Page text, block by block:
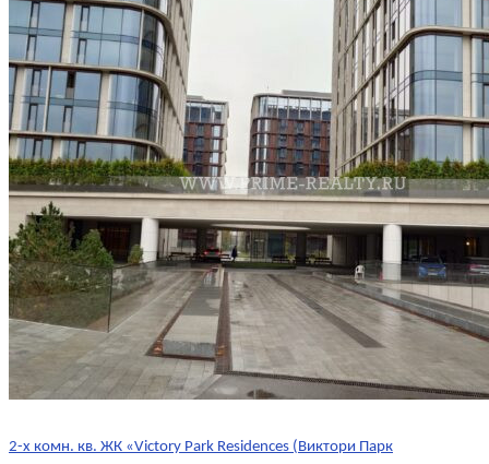
2-х комн. кв. ЖК «Victory Park Residences (Виктори Парк